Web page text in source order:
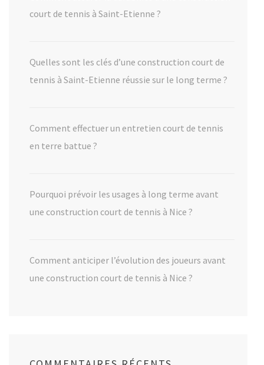
court de tennis à Saint-Etienne ?
Quelles sont les clés d’une construction court de
tennis à Saint-Etienne réussie sur le long terme ?
Comment effectuer un entretien court de tennis
en terre battue ?
Pourquoi prévoir les usages à long terme avant
une construction court de tennis à Nice ?
Comment anticiper l’évolution des joueurs avant
une construction court de tennis à Nice ?